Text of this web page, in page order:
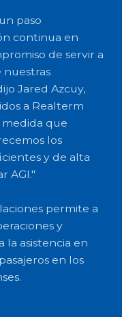
paso
continua en
de servir a
nuestras
Jared Azcuy,
a Realterm
medida que
los
y de alta
AGI."
permite a
y
la asistencia en
en los